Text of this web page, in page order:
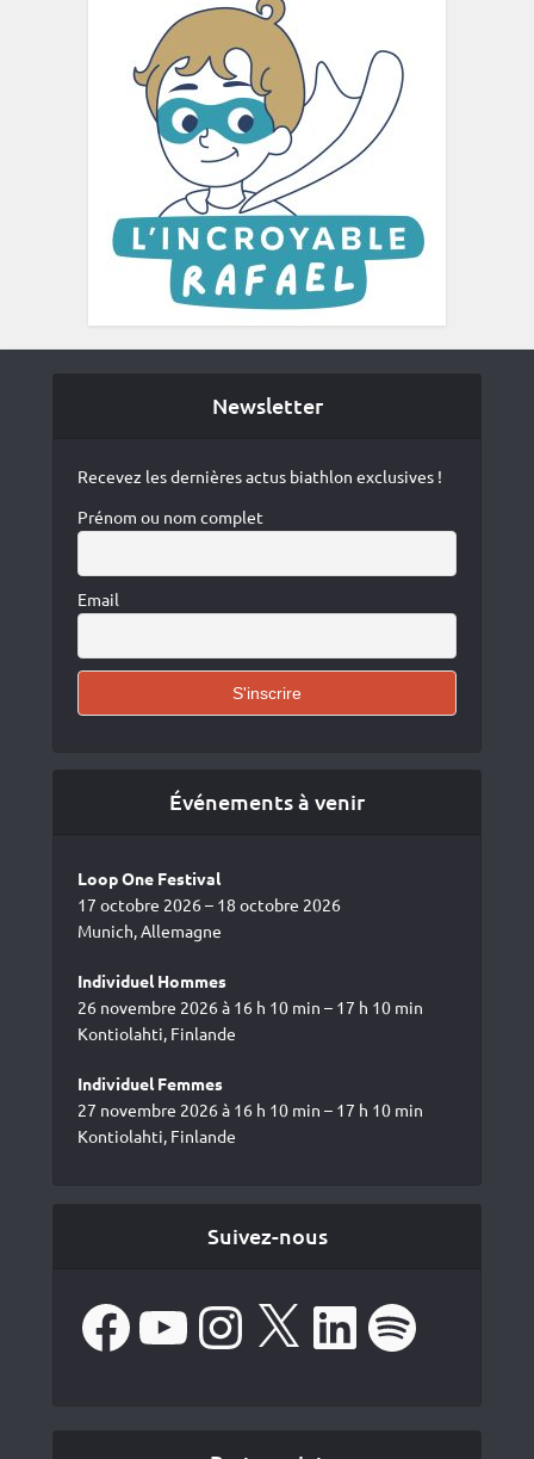
Newsletter
Recevez les dernières actus biathlon exclusives !
Prénom ou nom complet
Email
Événements à venir
Loop One Festival
17 octobre 2026 – 18 octobre 2026
Munich, Allemagne
Individuel Hommes
26 novembre 2026 à 16 h 10 min – 17 h 10 min
Kontiolahti, Finlande
Individuel Femmes
27 novembre 2026 à 16 h 10 min – 17 h 10 min
Kontiolahti, Finlande
Suivez-nous
FacebookYouTube Instagram LinkedIn Spotify